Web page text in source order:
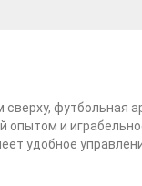
футбольная
опытом и
удобное